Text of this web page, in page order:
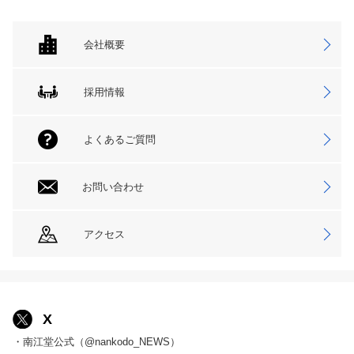
会社概要
採用情報
よくあるご質問
お問い合わせ
アクセス
X
・南江堂公式（@nankodo_NEWS）